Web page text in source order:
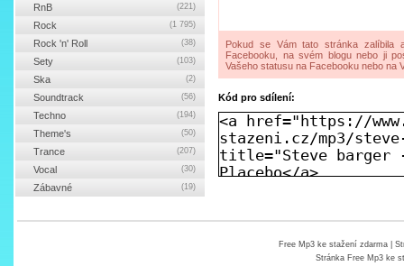
Pokud se Vám tato stránka zalíbila
Facebooku, na svém blogu nebo ji
Vašeho statusu na Facebooku nebo na
Kód pro sdílení:
RnB (221)
Rock (1 795)
Rock 'n' Roll (38)
Sety (103)
Ska (2)
Soundtrack (56)
Techno (194)
Theme's (50)
Trance (207)
Vocal (30)
Zábavné (19)
Free Mp3 ke stažení zdarma|
Stránka Free Mp3 ke